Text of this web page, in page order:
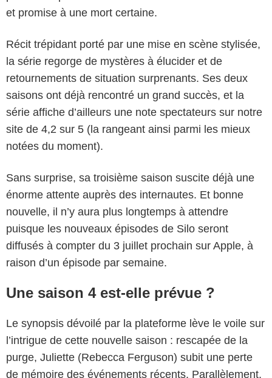
et promise à une mort certaine.
Récit trépidant porté par une mise en scène stylisée,
la série regorge de mystères à élucider et de
retournements de situation surprenants. Ses deux
saisons ont déjà rencontré un grand succès, et la
série affiche d’ailleurs une note spectateurs sur notre
site de 4,2 sur 5 (la rangeant ainsi parmi les mieux
notées du moment).
Sans surprise, sa troisième saison suscite déjà une
énorme attente auprès des internautes. Et bonne
nouvelle, il n’y aura plus longtemps à attendre
puisque les nouveaux épisodes de Silo seront
diffusés à compter du 3 juillet prochain sur Apple, à
raison d’un épisode par semaine.
Une saison 4 est-elle prévue ?
Le synopsis dévoilé par la plateforme lève le voile sur
l’intrigue de cette nouvelle saison : rescapée de la
purge, Juliette (Rebecca Ferguson) subit une perte
de mémoire des événements récents. Parallèlement,